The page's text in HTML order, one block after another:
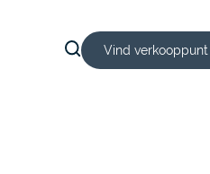
Vind verkooppunt